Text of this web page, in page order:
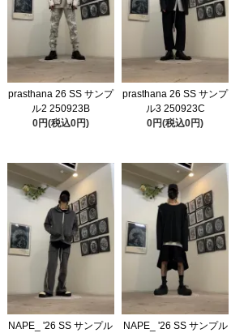
prasthana 26 SS サンプ
ル2 250923B
0円(税込0円)
prasthana 26 SS サンプ
ル3 250923C
0円(税込0円)
NAPE_ '26 SS サンプル
NAPE_ '26 SS サンプル